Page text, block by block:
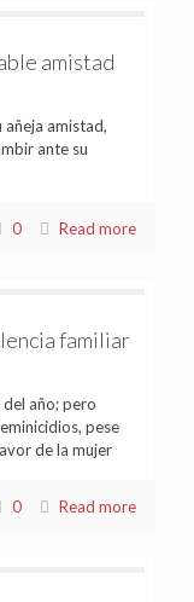
amistad
amistad,
ante su
0 Read more
familiar
año; pero
pese
de la mujer
0 Read more